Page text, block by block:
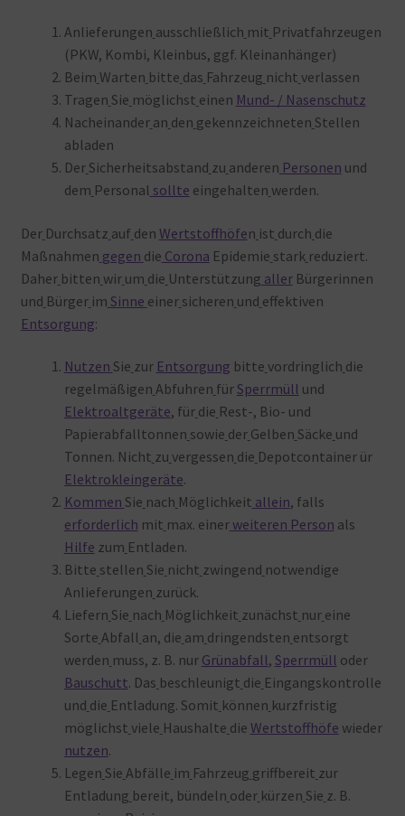
Anlieferungen ausschließlich mit Privatfahrzeugen
(PKW, Kombi, Kleinbus, ggf. Kleinanhänger)
Beim Warten bitte das Fahrzeug nicht verlassen
Tragen Sie möglichst einen Mund- / Nasenschutz
Nacheinander an den gekennzeichneten Stellen
abladen
Der Sicherheitsabstand zu anderen Personen und
dem Personal sollte eingehalten werden.
Der Durchsatz auf den Wertstoffhöfen ist durch die
Maßnahmen gegen die Corona Epidemie stark reduziert.
Daher bitten wir um die Unterstützung allerBürgerinnen
und Bürger im Sinne einer sicheren und effektiven
Entsorgung:
Nutzen Sie zur Entsorgung bitte vordringlich die
regelmäßigen Abfuhren fürSperrmüll und
Elektroaltgeräte, für die Rest-, Bio- und
Papierabfalltonnen sowie der Gelben Säcke und
Tonnen. Nicht zu vergessen die Depotcontainer ür
Elektrokleingeräte.
Kommen Sie nach Möglichkeit allein, falls
erforderlich mit max. einerweiteren Person als
Hilfe zum Entladen.
Bitte stellen Sie nicht zwingend notwendige
Anlieferungen zurück.
Liefern Sie nach Möglichkeit zunächst nur eine
Sorte Abfall an, die am dringendsten entsorgt
werden muss, z. B. nur Grünabfall, Sperrmüll oder
Bauschutt. Das beschleunigt die Eingangskontrolle
und die Entladung. Somit können kurzfristig
möglichst viele Haushalte die Wertstoffhöfe wieder
nutzen.
Legen Sie Abfälle im Fahrzeug griffbereit zur
Entladung bereit, bündeln oder kürzen Sie z. B.